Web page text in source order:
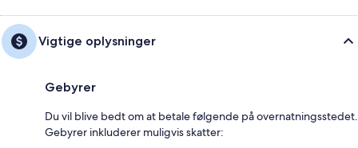
Vigtige oplysninger
Gebyrer
Du vil blive bedt om at betale følgende på overnatningsstedet.
Gebyrer inkluderer muligvis skatter: